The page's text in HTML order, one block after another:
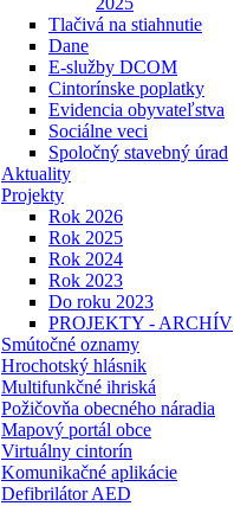
Tlačivá na stiahnutie
Dane
E-služby DCOM
Cintorínske poplatky
Evidencia obyvateľstva
Sociálne veci
Spoločný stavebný úrad
Aktuality
Projekty
Rok 2026
Rok 2025
Rok 2024
Rok 2023
Do roku 2023
PROJEKTY - ARCHÍV
Smútočné oznamy
Hrochotský hlásnik
Multifunkčné ihriská
Požičovňa obecného náradia
Mapový portál obce
Virtuálny cintorín
Komunikačné aplikácie
Defibrilátor AED